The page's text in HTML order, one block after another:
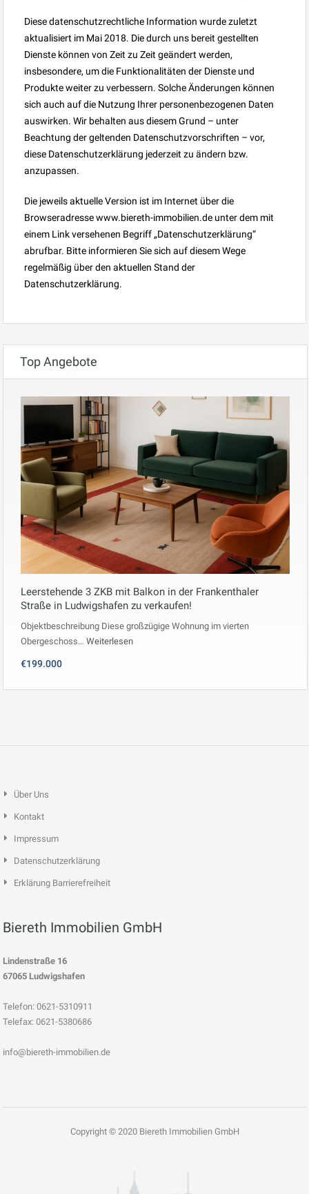
Diese datenschutzrechtliche Information wurde zuletzt
aktualisiert im Mai 2018. Die durch uns bereit gestellten
Dienste können von Zeit zu Zeit geändert werden,
insbesondere, um die Funktionalitäten der Dienste und
Produkte weiter zu verbessern. Solche Änderungen können
sich auch auf die Nutzung Ihrer personenbezogenen Daten
auswirken. Wir behalten aus diesem Grund – unter
Beachtung der geltenden Datenschutzvorschriften – vor,
diese Datenschutzerklärung jederzeit zu ändern bzw.
anzupassen.
Die jeweils aktuelle Version ist im Internet über die
Browseradresse www.biereth-immobilien.de unter dem mit
einem Link versehenen Begriff „Datenschutzerklärung“
abrufbar. Bitte informieren Sie sich auf diesem Wege
regelmäßig über den aktuellen Stand der
Datenschutzerklärung.
Top Angebote
Leerstehende 3 ZKB mit Balkon in der Frankenthaler
Straße in Ludwigshafen zu verkaufen!
Objektbeschreibung Diese großzügige Wohnung im vierten
Obergeschoss… Weiterlesen
€199.000
Über Uns
Kontakt
Impressum
Datenschutzerklärung
Erklärung Barrierefreiheit
Biereth Immobilien GmbH
Lindenstraße 16
67065 Ludwigshafen
Telefon: 0621-5310911
Telefax: 0621-5380686
info@biereth-immobilien.de
Copyright © 2020 Biereth Immobilien GmbH